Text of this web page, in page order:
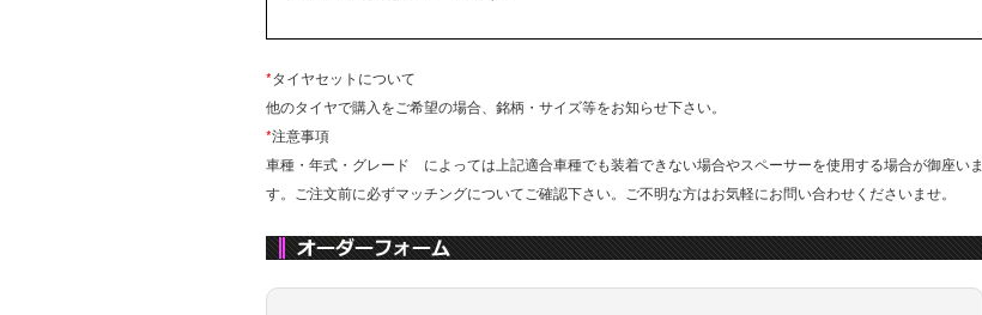
*タイヤセットについて
他のタイヤで購入をご希望の場合、銘柄・サイズ等をお知らせ下さい。
*注意事項
車種・年式・グレード によっては上記適合車種でも装着できない場合やスペーサーを使用する場合が御座いま
す。ご注文前に必ずマッチングについてご確認下さい。ご不明な方はお気軽にお問い合わせくださいませ。